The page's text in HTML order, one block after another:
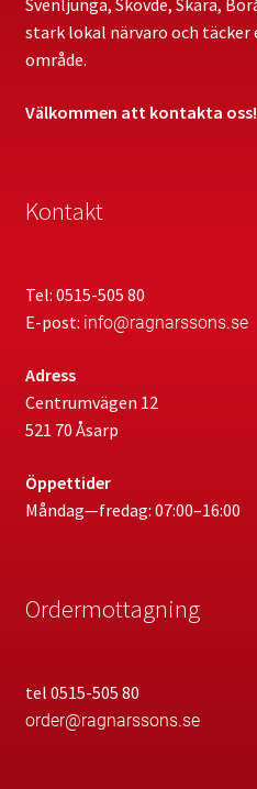
Svenljunga, Skövde, Skara,
stark lokal närvaro och
område.
Välkommen att kontakta oss!
Kontakt
Tel: 0515-505 80
E-post: info@ragnarssons.se
Adress
Centrumvägen 12
521 70 Åsarp
Öppettider
Måndag—fredag: 07:00–16:00
Ordermottagning
tel 0515-505 80
order@ragnarssons.se